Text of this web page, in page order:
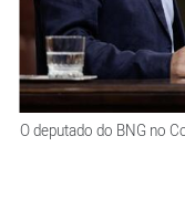
O deputado do BNG no